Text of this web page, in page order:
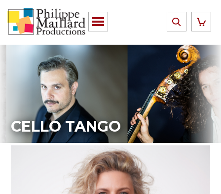
CELLO TANGO